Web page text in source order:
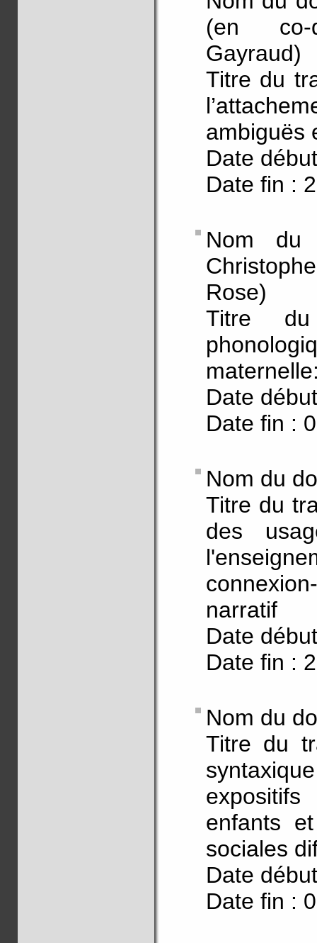
(en co-
Gayraud)
Titre du
ambiguës
Date
Date fin :
Nom du
Rose)
Titre du
Date
Date fin :
Nom du
Titre du
des
narratif
Date
Date fin :
Nom du
Titre du
enfants
sociales
Date
Date fin :